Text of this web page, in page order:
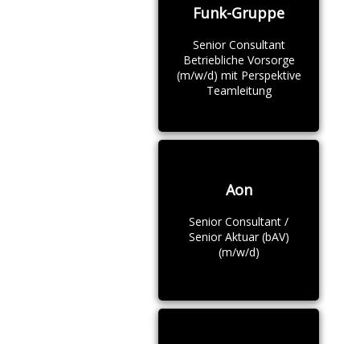
Funk-Gruppe
Senior Consultant
Betriebliche Vorsorge
(m/w/d) mit Perspektive
Teamleitung
Aon
Senior Consultant /
Senior Aktuar (bAV)
(m/w/d)